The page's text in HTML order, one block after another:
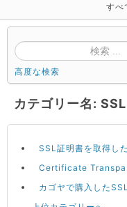
すべ
高度な検索
カテゴリー名: SSL
SSL証明書を取得し
Certificate
カゴヤで購入した